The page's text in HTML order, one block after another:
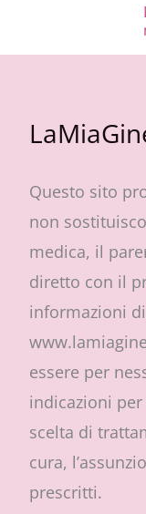
Questo sito
non
medica, il
diretto con il
informazioni
essere per
indicazioni
scelta di
cura,
prescritti.